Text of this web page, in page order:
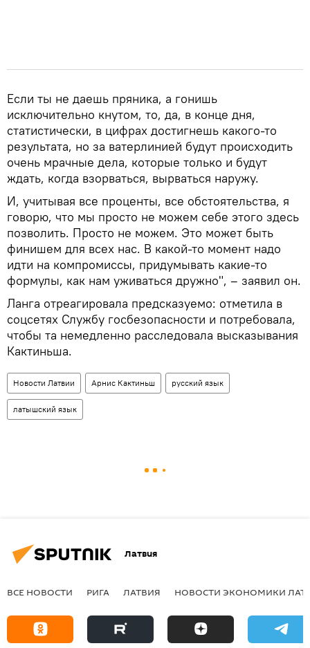
Если ты не даешь пряника, а гонишь
исключительно кнутом, то, да, в конце дня,
статистически, в цифрах достигнешь какого-то
результата, но за ватерлинией будут происходить
очень мрачные дела, которые только и будут
ждать, когда взорваться, вырваться наружу.
И, учитывая все проценты, все обстоятельства, я
говорю, что мы просто не можем себе этого здесь
позволить. Просто не можем. Это может быть
финишем для всех нас. В какой-то момент надо
идти на компромиссы, придумывать какие-то
формулы, как нам уживаться дружно", – заявил он.
Ланга отреагировала предсказуемо: отметила в
соцсетях Службу госбезопасности и потребовала,
чтобы та немедленно расследовала высказывания
Кактиньша.
Новости Латвии Арнис Кактиньш русский язык
латышский язык
Латвия
ВСЕ НОВОСТИ РИГА ЛАТВИЯ НОВОСТИ ЭКОНОМИКИ